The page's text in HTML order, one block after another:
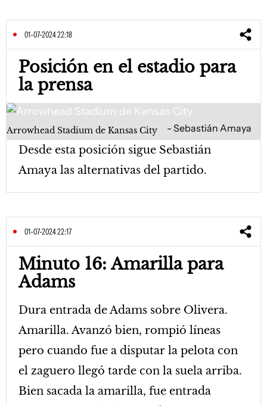
01-07-2024 22:18
Posición en el estadio para
la prensa
Arrowhead Stadium de Kansas City Sebastián Amaya
Desde esta posición sigue Sebastián
Amaya las alternativas del partido.
01-07-2024 22:17
Minuto 16: Amarilla para
Adams
Dura entrada de Adams sobre Olivera.
Amarilla. Avanzó bien, rompió líneas
pero cuando fue a disputar la pelota con
el zaguero llegó tarde con la suela arriba.
Bien sacada la amarilla, fue entrada